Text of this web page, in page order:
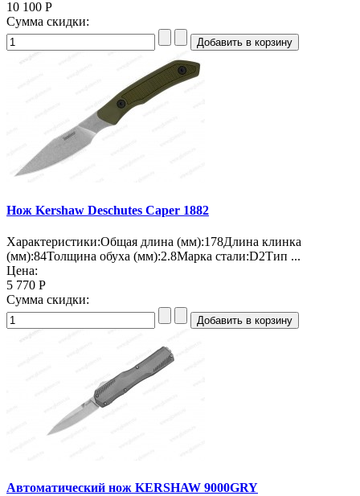
10 100 Р
Сумма скидки:
Нож Kershaw Deschutes Caper 1882
Характеристики:Общая длина (мм):178Длина клинка
(мм):84Толщина обуха (мм):2.8Марка стали:D2Тип ...
Цена:
5 770 Р
Сумма скидки:
Автоматический нож KERSHAW 9000GRY